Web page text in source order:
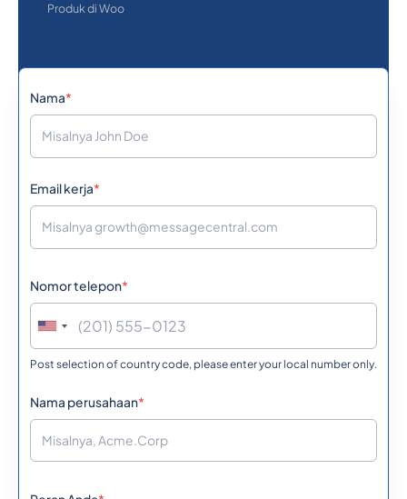
Produk di Woo
Nama*
Email kerja*
Nomor telepon*
Post selection of country code, please enter your local number only.
Nama perusahaan*